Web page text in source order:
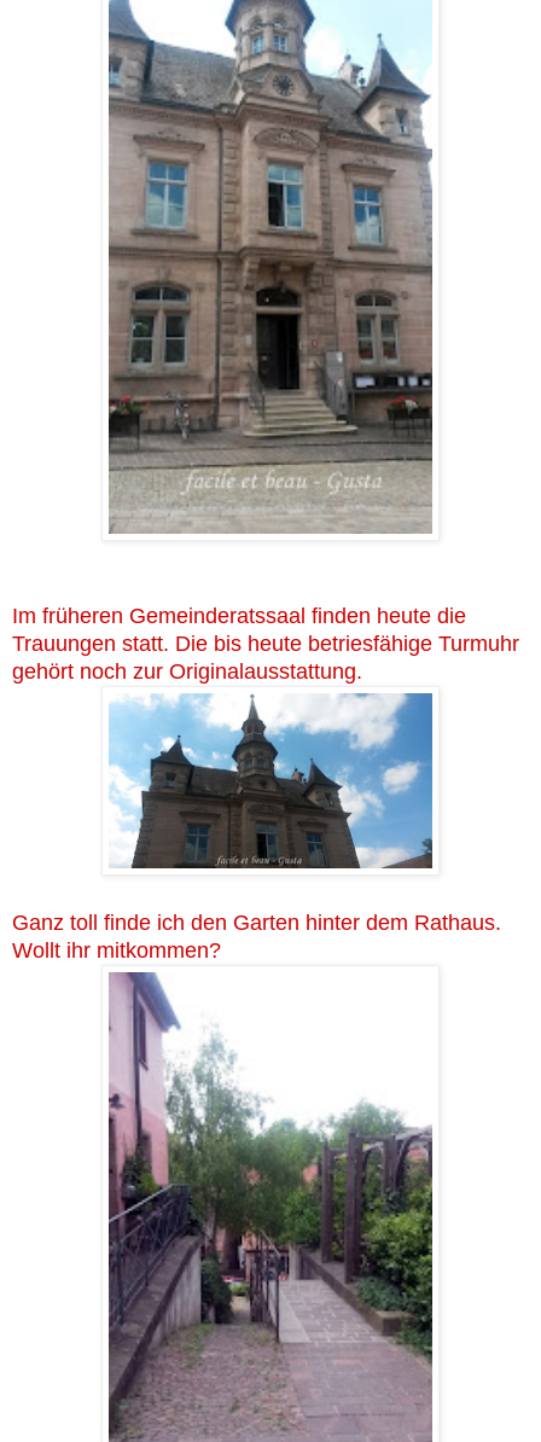
Im früheren Gemeinderatssaal finden heute die
Trauungen statt. Die bis heute betriesfähige Turmuhr
gehört noch zur Originalausstattung.
Ganz toll finde ich den Garten hinter dem Rathaus.
Wollt ihr mitkommen?